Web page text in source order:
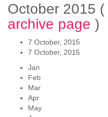
October 2015 (
archive page )
7 October, 2015
7 October, 2015
Jan
Feb
Mar
Apr
May